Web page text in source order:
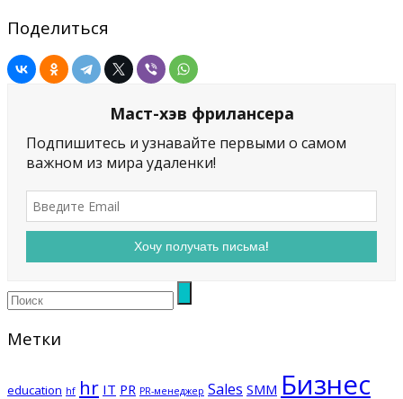
Поделиться
Маст-хэв фрилансера
Подпишитесь и узнавайте первыми о самом
важном из мира удаленки!
Метки
education hf hr IT PR PR-менеджер Sales SMM Бизнес